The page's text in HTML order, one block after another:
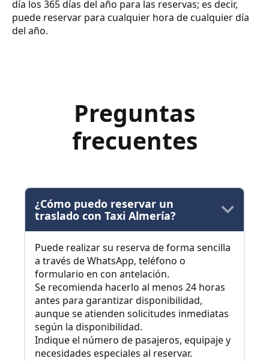
día los 365 días del año para las reservas; es decir,
puede reservar para cualquier hora de cualquier día
del año.
Preguntas
frecuentes
¿Cómo puedo reservar un
traslado con Taxi Almería?
Puede realizar su reserva de forma sencilla
a través de WhatsApp, teléfono o
formulario en con antelación.
Se recomienda hacerlo al menos 24 horas
antes para garantizar disponibilidad,
aunque se atienden solicitudes inmediatas
según la disponibilidad.
Indique el número de pasajeros, equipaje y
necesidades especiales al reservar.